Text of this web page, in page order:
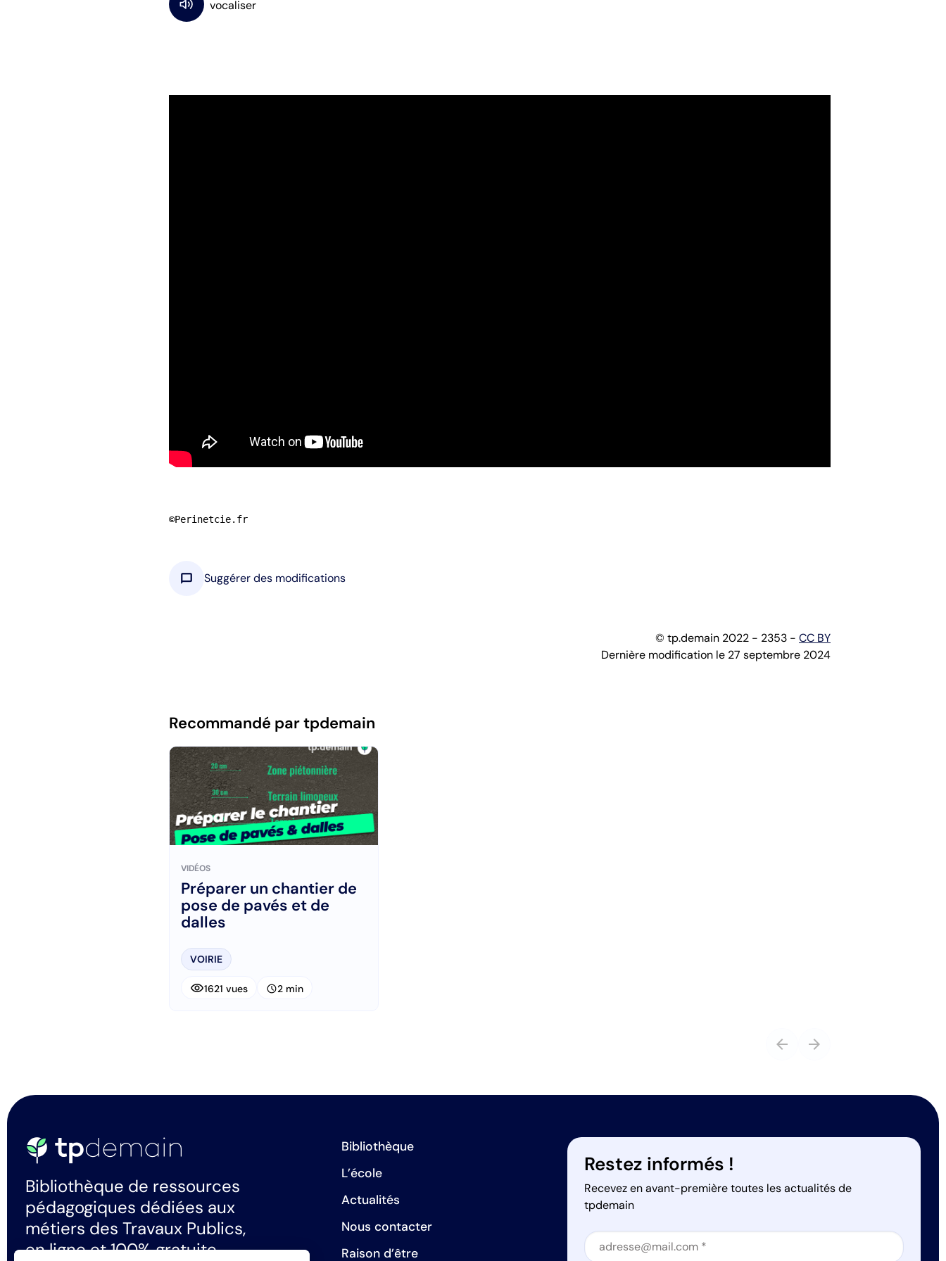
©Perinetcie.fr
chat_bubble Suggérer des modifications
© tp.demain 2022 - 2353 - CC BY
Dernière modification le 27 septembre 2024
Recommandé par tpdemain
VIDÉOS
Préparer un chantier de
pose de pavés et de
dalles
VOIRIE
visibility1621 vues schedule2 min
arrow_back arrow_forward
Bibliothèque de ressources
pédagogiques dédiées aux
métiers des Travaux Publics,
en ligne et 100% gratuite.
Bibliothèque
L’école
Actualités
Nous contacter
Raison d’être
Restez informés !
Recevez en avant-première toutes les actualités de
tpdemain
Section